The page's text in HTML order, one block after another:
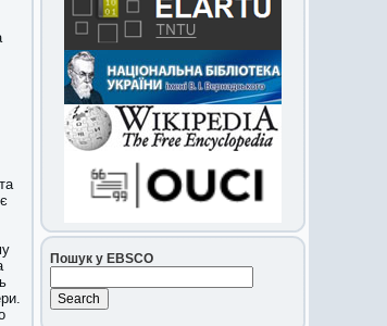
Пошук у EBSCO